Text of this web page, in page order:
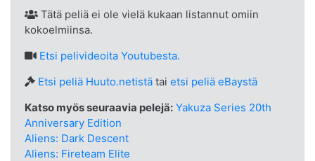
Tätä peliä ei ole vielä kukaan listannut omiin
kokoelmiinsa.
Etsi pelivideoita Youtubesta.
Etsi peliä Huuto.netistätai etsi peliä eBaystä
Katso myös seuraavia pelejä: Yakuza Series 20th
Anniversary Edition
Aliens: Dark Descent
Aliens: Fireteam Elite